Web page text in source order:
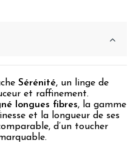
Sérénité, un linge de
et raffinement.
longues fibres, la gamme
et la longueur de ses
d’un toucher